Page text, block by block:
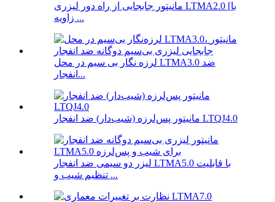
مانیتور جابجایی از راه دور لیزری LTMA2.0 [با
زاویه ...
لرزه نگار بی سیم در محل LTMA3.0 ضد
انفجار...
مانیتور پس‌لرزه (شیب‌دار) ضد انفجار LTQJ4.0
لیزر دو سیمی ضد انفجار LTMA5.0 با قابلیت
تنظیم شیب و ...